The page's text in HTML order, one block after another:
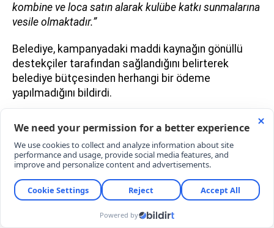
kombine ve loca satın alarak kulübe katkı sunmalarına
vesile olmaktadır.”
Belediye, kampanyadaki maddi kaynağın gönüllü
destekçiler tarafından sağlandığını belirterek
belediye bütçesinden herhangi bir ödeme
yapılmadığını bildirdi.
“TRABZONSPOR ŞEHRİN EN ÖNEMLİ
MARKASI”
Trabzonspor’un kentin en önemli markalarından biri
olduğunun vurgulandığı belediye açıklamasında,
Genç’in kulübe yönelik destek kampanyalarına
öncülük etmeyi belediye başkanlığı görevinin yanı
sıra bir Trabzonlu olarak sorumluluk kabul ettiği